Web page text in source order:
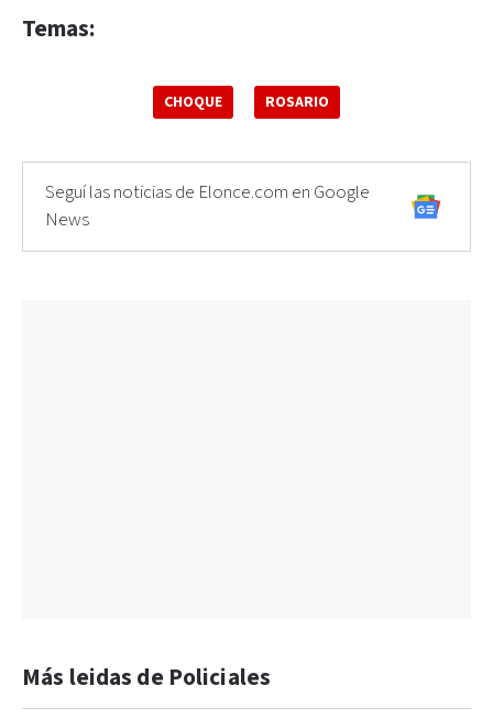
Temas:
CHOQUE ROSARIO
Seguí las noticias de Elonce.com en Google
News
Más leidas de Policiales